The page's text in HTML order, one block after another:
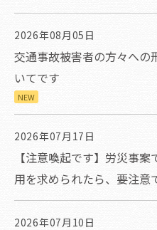
2026年08月05日
交通事故被害者の方々への
いてです
NEW
2026年07月17日
【注意喚起です】労災事
用を求められたら、要注意
2026年07月10日